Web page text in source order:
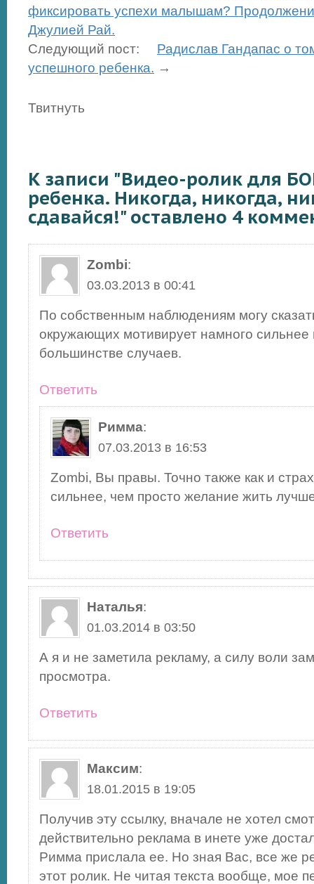
фиксировать успехи малышам?
Джулией Рай.
Следующий пост: Радислав Гандапас о
успешного ребенка. →
Твитнуть
К записи "Видео-ролик для
ребенка. Никогда, никогда,
сдавайся!" оставлено 4
Zombi:
03.03.2013 в 00:41
По собственным наблюдениям могу
окружающих мотивирует намного сильнее
большинстве случаев.
Ответить
Римма:
07.03.2013 в 16:53
Zombi, Вы правы. Точно также как и
сильнее, чем просто желание жить
Ответить
Наталья:
01.03.2014 в 03:50
А я и не заметила рекламу, а силу воли
просмотра.
Ответить
Максим:
18.01.2015 в 19:05
Получив эту ссылку, вначале не хотел
действительно реклама в инете уже
Римма прислала ее. Но зная Вас, все же
этот ролик. Не читая текста вообще, мое